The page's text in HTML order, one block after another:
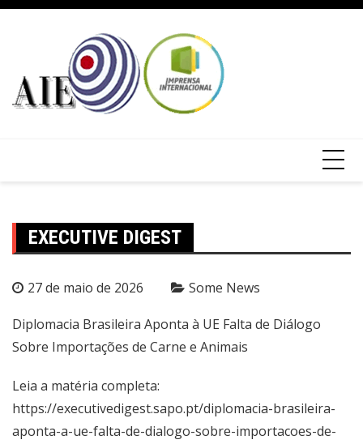
EXECUTIVE DIGEST
27 de maio de 2026 Some News
Diplomacia Brasileira Aponta à UE Falta de Diálogo
Sobre Importações de Carne e Animais
Leia a matéria completa:
https://executivedigest.sapo.pt/diplomacia-brasileira-
aponta-a-ue-falta-de-dialogo-sobre-importacoes-de-